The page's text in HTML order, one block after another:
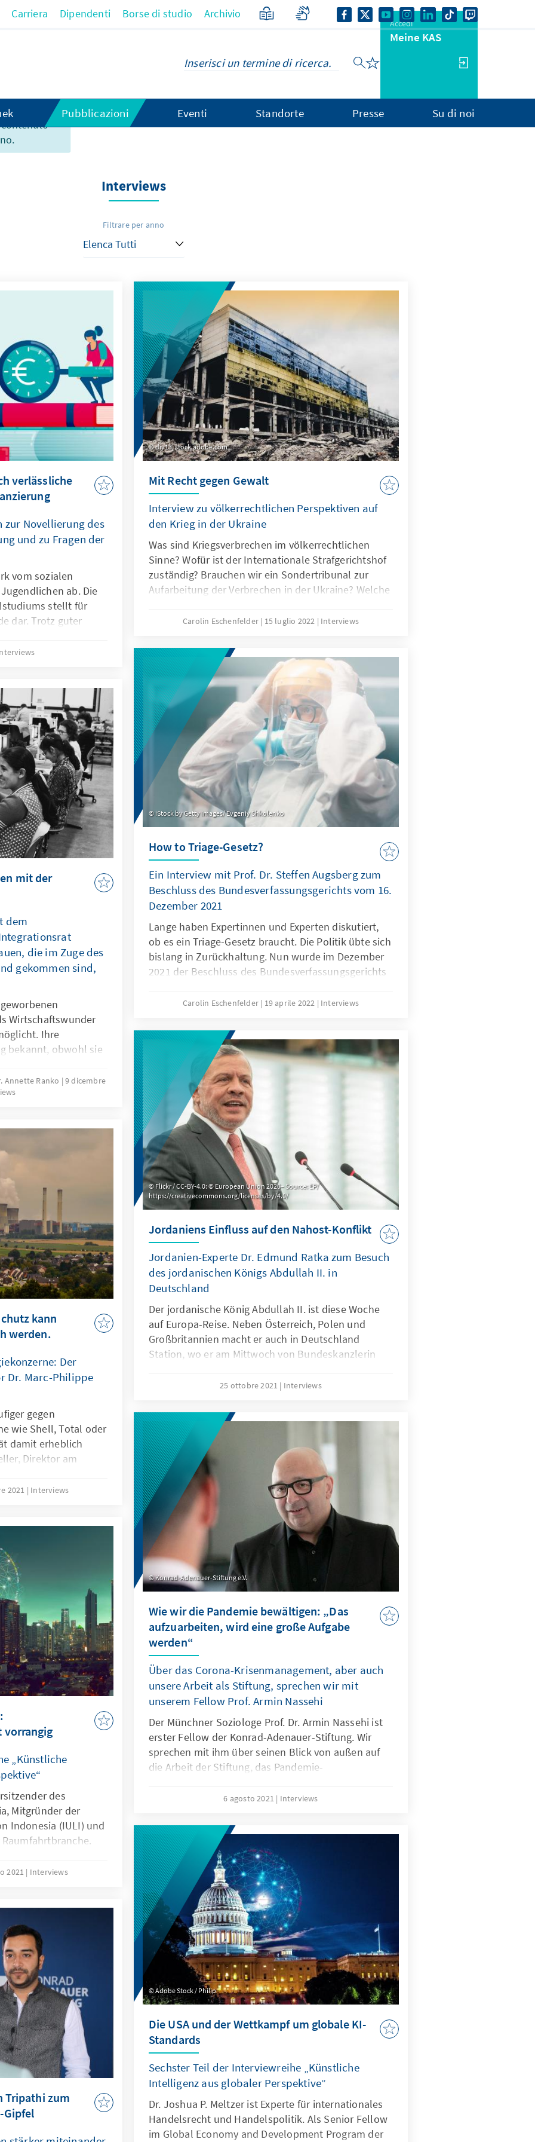
Carriera Dipendenti Borse di studio Archivio
Accedi
Meine KAS
Pubblicazioni Eventi Standorte Presse Su di noi
Interviews
Filtrare per anno
verlässliche
Novellierung des
und zu Fragen der
vom sozialen
ab. Die
stellt für
dar. Trotz guter
werden
Deshalb
die die
Hochschulstudium
der Eltern abhängen.
diy13, stock.adobe.com
Mit Recht gegen Gewalt
Interview zu völkerrechtlichen Perspektiven auf
den Krieg in der Ukraine
Was sind Kriegsverbrechen im völkerrechtlichen
Sinne? Wofür ist der Internationale Strafgerichtshof
zuständig? Brauchen wir ein Sondertribunal zur
Aufarbeitung der Verbrechen in der Ukraine? Welche
Nationen? Dr. Donald Riznik vom Institut für
Universität der Bundeswehr München betrachtet die
Geschehnisse in der Ukraine aus
völker(straf)rechtlicher Perspektive: Wie können wir
mit Recht gegen Gewalt vorgehen?
Carolin Eschenfelder 15 luglio 2022 Interviews
iStock by Getty Images/ Evgeniy Shkolenko
How to Triage-Gesetz?
Ein Interview mit Prof. Dr. Steffen Augsberg zum
Beschluss des Bundesverfassungsgerichts vom 16.
Dezember 2021
Lange haben Expertinnen und Experten diskutiert,
ob es ein Triage-Gesetz braucht. Die Politik übte sich
bislang in Zurückhaltung. Nun wurde im Dezember
2021 der Beschluss des Bundesverfassungsgerichts
Interview analysiert Prof. Dr. Steffen Augsberg die
Carolin Eschenfelder 19 aprile 2022 Interviews
mit der
dem
die im Zuge des
gekommen sind,
Wirtschaftswunder
Ihre
bekannt, obwohl sie
die eine Geschichte,
wie die Personen
Annette Ranko
9 dicembre
Flickr / CC-BY-4.0: © European Union 2020– Source: EP/
https://creativecommons.org/licenses/by/4.0/
Jordaniens Einfluss auf den Nahost-Konflikt
Jordanien-Experte Dr. Edmund Ratka zum Besuch
des jordanischen Königs Abdullah II. in
Deutschland
Der jordanische König Abdullah II. ist diese Woche
auf Europa-Reise. Neben Österreich, Polen und
Großbritannien macht er auch in Deutschland
Station, wo er am Mittwoch von Bundeskanzlerin
Teilnahme an der UN-Klimakonferenz COP26 in
Edmund Ratka, beantwortet dazu die wichtigsten
Fragen.
25 ottobre 2021 Interviews
kann
werden.
Der
Dr. Marc-Philippe
gegen
wie Shell, Total oder
damit erheblich
Direktor am
Heidelberg,
und
Rolle der Gerichte
2021 Interviews
Konrad-Adenauer-Stiftung e.V.
Wie wir die Pandemie bewältigen: „Das
aufzuarbeiten, wird eine große Aufgabe
werden“
Über das Corona-Krisenmanagement, aber auch
unsere Arbeit als Stiftung, sprechen wir mit
unserem Fellow Prof. Armin Nassehi
Der Münchner Soziologe Prof. Dr. Armin Nassehi ist
erster Fellow der Konrad-Adenauer-Stiftung. Wir
sprechen mit ihm über seinen Blick von außen auf
die Arbeit der Stiftung, das Pandemie-
gesellschaftliche Krisenresistenz.
6 agosto 2021 Interviews
vorrangig
„Künstliche
des
Mitgründer der
Indonesia (IULI) und
2021 Interviews
Adobe Stock / Philip
Die USA und der Wettkampf um globale KI-
Standards
Sechster Teil der Interviewreihe „Künstliche
Intelligenz aus globaler Perspektive“
Dr. Joshua P. Meltzer ist Experte für internationales
Handelsrecht und Handelspolitik. Als Senior Fellow
im Global Economy and Development Program der
Tripathi zum
Gipfel